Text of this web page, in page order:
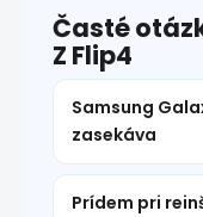
Časté
Z Flip4
Samsung
zasekáva
Prídem pri